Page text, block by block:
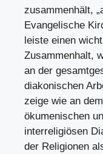
zusammenhält,
Evangelische
leiste einen
Zusammenhalt,
an der
diakonischen
zeige wie an
ökumenischen
interreligiösen
der Religionen